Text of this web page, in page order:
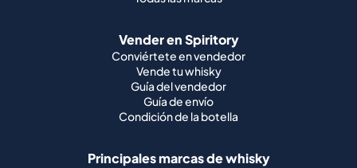
Vender en Spiritory
Conviértete en vendedor
Vende tu whisky
Guía del vendedor
Guía de envío
Condición de la botella
Principales marcas de whisky